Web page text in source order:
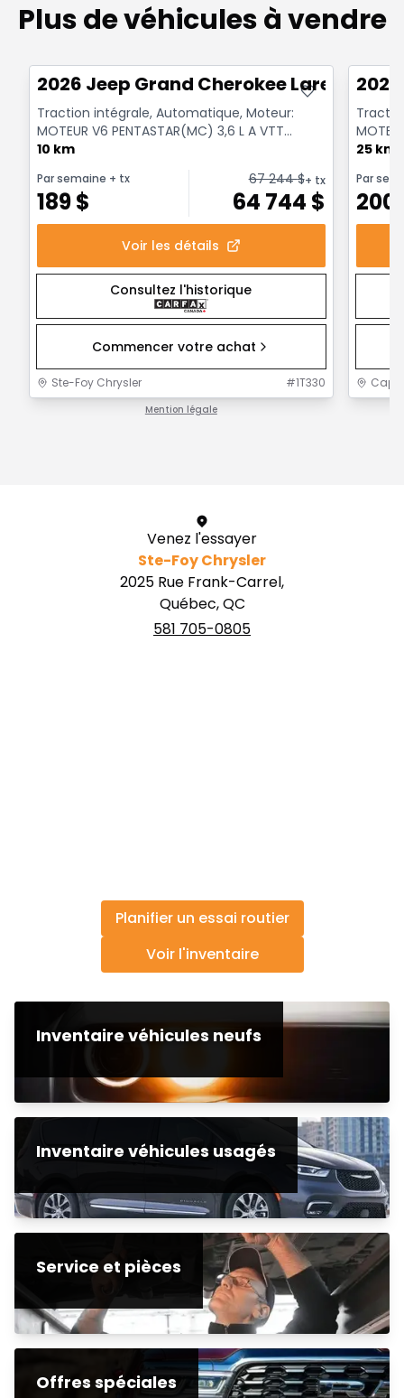
Plus de véhicules à vendre
2026 Jeep Grand Cherokee Laredo X
Traction intégrale, Automatique, Moteur:
MOTEUR V6 PENTASTAR(MC) 3,6 L A VTT
A/ARR-DEM - 6 Cyl. - Es...
10 km
Par semaine + tx
189$
67 244$+ tx
64 744 $
Voir les détails
Consultez l'historique
Commencer votre achat
Ste-Foy Chrysler #1T330
Mention légale
A/
25 km
Par
200
Venez l'essayer
Ste-Foy Chrysler
2025 Rue Frank-Carrel,
Québec, QC
581 705-0805
Planifier un essai routier
Voir l'inventaire
Inventaire véhicules neufs
Inventaire véhicules usagés
Service et pièces
Offres spéciales